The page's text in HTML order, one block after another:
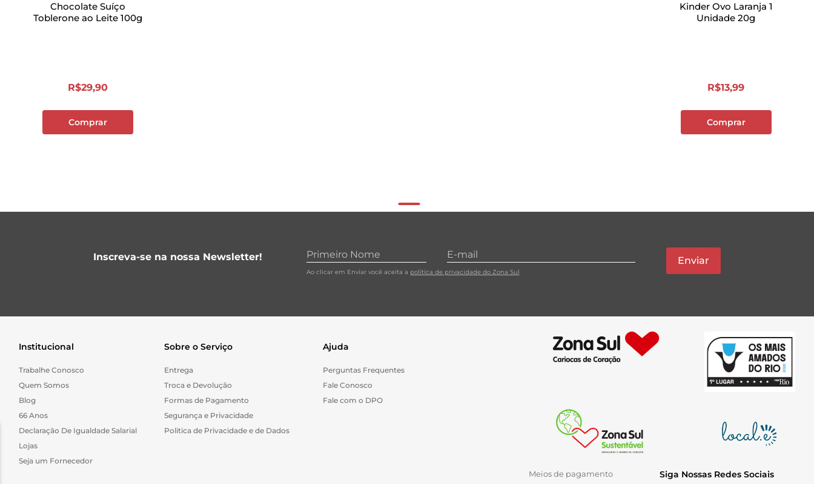
Chocolate Suíço
Toblerone ao Leite 100g
R$29,90
Comprar
Kinder Ovo Laranja 1
Unidade 20g
R$13,99
Comprar
Inscreva-se na nossa Newsletter!
Ao clicar em Enviar você aceita a política de privacidade do Zona Sul
Enviar
Institucional
Trabalhe Conosco
Quem Somos
Blog
66 Anos
Declaração De Igualdade Salarial
Lojas
Seja um Fornecedor
Sobre o Serviço
Entrega
Troca e Devolução
Formas de Pagamento
Segurança e Privacidade
Politica de Privacidade e de Dados
Ajuda
Perguntas Frequentes
Fale Conosco
Fale com o DPO
Meios de pagamento Siga Nossas Redes Sociais